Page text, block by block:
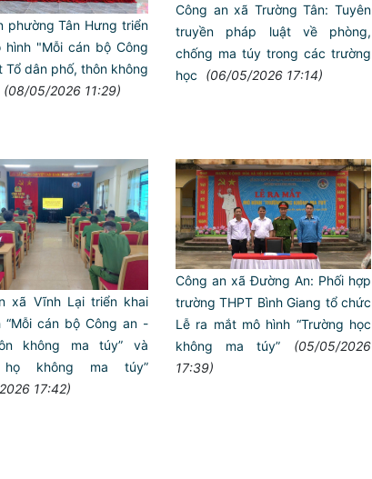
phường Tân Hưng triển
hình "Mỗi cán bộ Công
Tổ dân phố, thôn không
(08/05/2026 11:29)
Công an xã Trường Tân: Tuyên
truyền pháp luật về phòng,
chống ma túy trong các trường
học
(06/05/2026 17:14)
xã Vĩnh Lại triển khai
“Mỗi cán bộ Công an -
không ma túy” và
họ không ma túy”
17:42)
Công an xã Đường An: Phối hợp
trường THPT Bình Giang tổ chức
Lễ ra mắt mô hình “Trường học
không ma túy”
(05/05/2026
17:39)